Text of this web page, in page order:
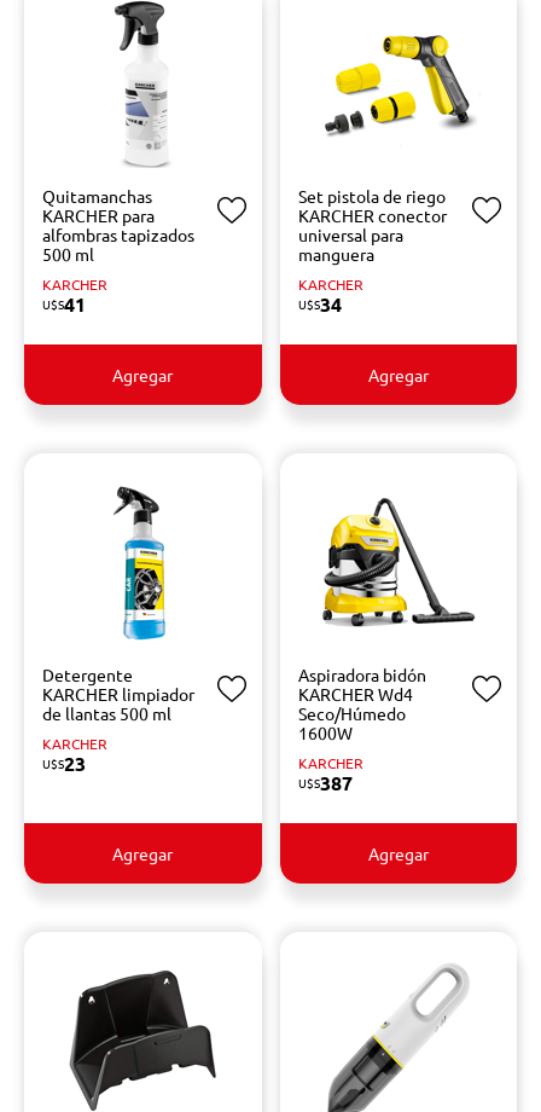
Quitamanchas
KARCHER para
alfombras tapizados
500 ml
KARCHER
U$S41
Agregar
Set pistola de riego
KARCHER conector
universal para
manguera
KARCHER
U$S34
Agregar
Detergente
KARCHER limpiador
de llantas 500 ml
KARCHER
U$S23
Agregar
Aspiradora bidón
KARCHER Wd4
Seco/Húmedo
1600W
KARCHER
U$S387
Agregar